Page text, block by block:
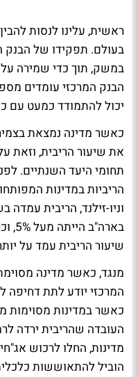
ראשית, עלינו לנסות
בעולם. תפקידו של הבנק
במשק, תוך כדי שמירה
הבנק המרכזי עומדים
יכול להתמודד כמעט עם
כאשר מדינה נמצאת
את שיעור הריבית, וזאת
הריביות במדינות
שיעור הריבית עמד על יותר
מנגד, כאשר מדינה
המרכזי יודע לתת דחיפה
כאשר במדינות מסוימות
העובדה שהריבית ירדה
מדינות, החלו לרכוש
הוביל להתאוששות